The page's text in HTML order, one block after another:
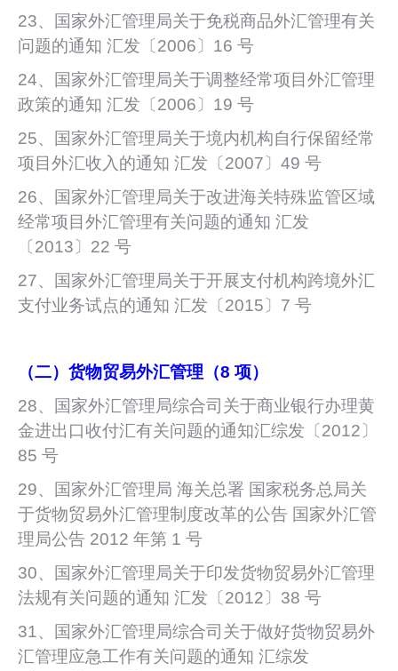
23、国家外汇管理局关于免税商品外汇管理有关
问题的通知 汇发〔2006〕16 号
24、国家外汇管理局关于调整经常项目外汇管理
政策的通知 汇发〔2006〕19 号
25、国家外汇管理局关于境内机构自行保留经常
项目外汇收入的通知 汇发〔2007〕49 号
26、国家外汇管理局关于改进海关特殊监管区域
经常项目外汇管理有关问题的通知 汇发
〔2013〕22 号
27、国家外汇管理局关于开展支付机构跨境外汇
支付业务试点的通知 汇发〔2015〕7 号
（二）货物贸易外汇管理（8 项）
28、国家外汇管理局综合司关于商业银行办理黄
金进出口收付汇有关问题的通知汇综发〔2012〕
85 号
29、国家外汇管理局 海关总署 国家税务总局关
于货物贸易外汇管理制度改革的公告 国家外汇管
理局公告 2012 年第 1 号
30、国家外汇管理局关于印发货物贸易外汇管理
法规有关问题的通知 汇发〔2012〕38 号
31、国家外汇管理局综合司关于做好货物贸易外
汇管理应急工作有关问题的通知 汇综发